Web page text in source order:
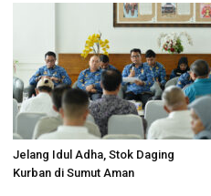
Jelang Idul Adha, Stok Daging
Kurban di Sumut Aman